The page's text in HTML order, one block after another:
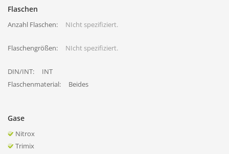
Flaschen
Anzahl Flaschen: NIcht spezifiziert.
Flaschengrößen: NIcht spezifiziert.
DIN/INT:
INT
Flaschenmaterial:
Beides
Gase
Nitrox
Trimix